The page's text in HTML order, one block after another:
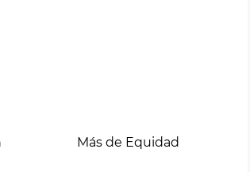
Más de Equidad